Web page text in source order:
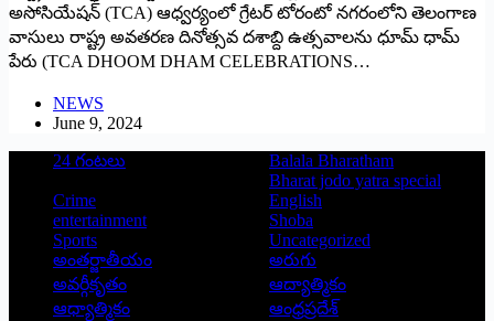
అసోసియేషన్ (TCA) ఆధ్వర్యంలో గ్రేటర్ టోరంటో నగరంలోని తెలంగాణ
వాసులు రాష్ట్ర అవతరణ దినోత్సవ దశాబ్ది ఉత్సవాలను ధూమ్ ధామ్
పేరు (TCA DHOOM DHAM CELEBRATIONS…
NEWS
June 9, 2024
24 గంటలు
Balala Bharatham
Bharat jodo yatra special
Crime
English
entertainment
Shoba
Sports
Uncategorized
అంతర్జాతీయం
అరుగు
అవర్గీకృతం
ఆద్యాత్మికం
ఆధ్యాత్మికం
ఆంధ్రప్రదేశ్